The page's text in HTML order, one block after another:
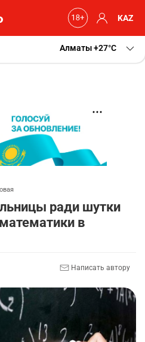
KAZ
Алматы+27 C
ради шутки
в
Написать автору